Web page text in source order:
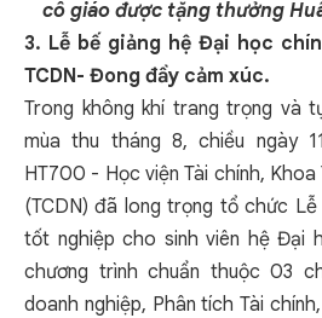
cô giáo được tặng thưởng
3. Lễ bế giảng hệ Đại học c
TCDN- Đong đầy cảm xúc.
Trong không khí trang trọng và
mùa thu tháng 8, chiều ngày
HT700 - Học viện Tài chính, Khoa
(TCDN) đã long trọng tổ chức
tốt nghiệp cho sinh viên hệ Đại
chương trình chuẩn thuộc 03
doanh nghiệp, Phân tích Tài